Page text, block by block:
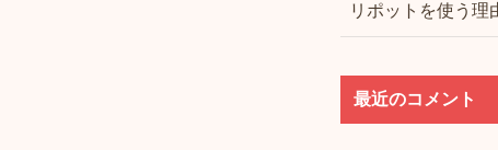
リポットを使う理
最近のコメント